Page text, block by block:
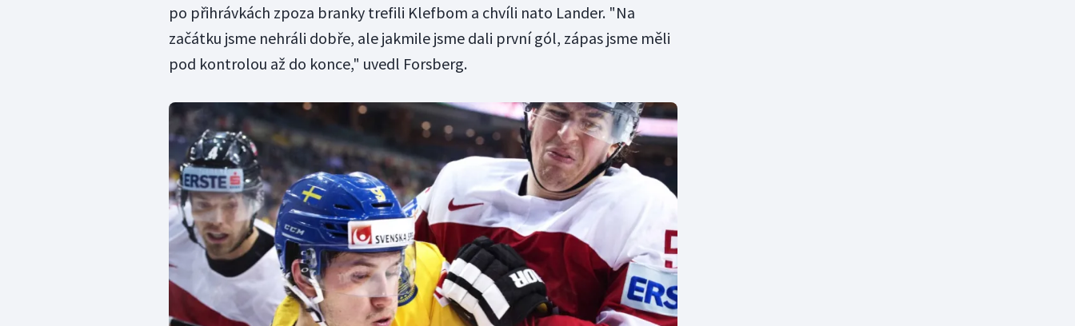
po přihrávkách zpoza branky trefili Klefbom a chvíli nato Lander. "Na
začátku jsme nehráli dobře, ale jakmile jsme dali první gól, zápas jsme měli
pod kontrolou až do konce," uvedl Forsberg.